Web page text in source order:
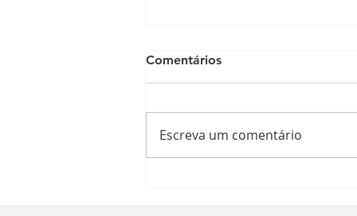
Comentários
Escreva um comentário